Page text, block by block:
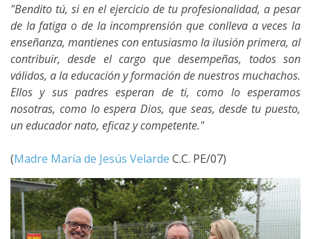
"Bendito tú, si en el ejercicio de tu profesionalidad, a pesar
de la fatiga o de la incomprensión que conlleva a veces la
enseñanza, mantienes con entusiasmo la ilusión primera, al
contribuir, desde el cargo que desempeñas, todos son
válidos, a la educación y formación de nuestros muchachos.
Ellos y sus padres esperan de ti, como lo esperamos
nosotras, como lo espera Dios, que seas, desde tu puesto,
un educador nato, eficaz y competente."
(Madre María de Jesús Velarde C.C. PE/07)